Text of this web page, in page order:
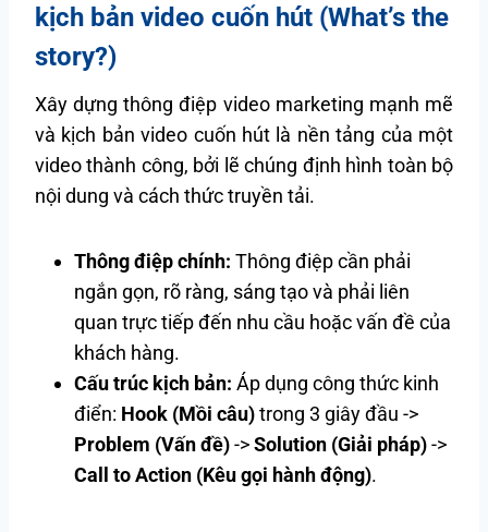
kịch bản video cuốn hút (What’s the
story?)
Xây dựng thông điệp video marketing mạnh mẽ
và kịch bản video cuốn hút là nền tảng của một
video thành công, bởi lẽ chúng định hình toàn bộ
nội dung và cách thức truyền tải.
Thông điệp chính: Thông điệp cần phải
ngắn gọn, rõ ràng, sáng tạo và phải liên
quan trực tiếp đến nhu cầu hoặc vấn đề của
khách hàng.
Cấu trúc kịch bản: Áp dụng công thức kinh
điển: Hook (Mồi câu)trong 3 giây đầu ->
Problem (Vấn đề)->Solution (Giải pháp)->
Call to Action (Kêu gọi hành động).